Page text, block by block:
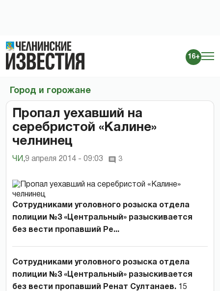
16+
Город и горожане
Пропал уехавший на
серебристой «Калине»
челнинец
ЧИ ,9 апреля 2014 - 09:03 3
Сотрудниками уголовного розыска отдела
полиции №3 «Центральный» разыскивается
без вести пропавший Ре...
Сотрудниками уголовного розыска отдела
полиции №3 «Центральный» разыскивается
без вести пропавший Ренат Султанаев. 15